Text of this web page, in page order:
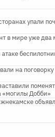
упали
в мире уже два
на
«могилы Добби»